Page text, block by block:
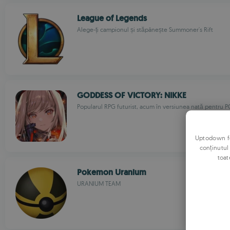
League of Legends
Alege-ți campionul și stăpânește Summoner's Rift
GODDESS OF VICTORY: NIKKE
Popularul RPG futurist, acum în versiunea nată pentru
Pokemon Uranium
URANIUM TEAM
Uptodown
conținutul